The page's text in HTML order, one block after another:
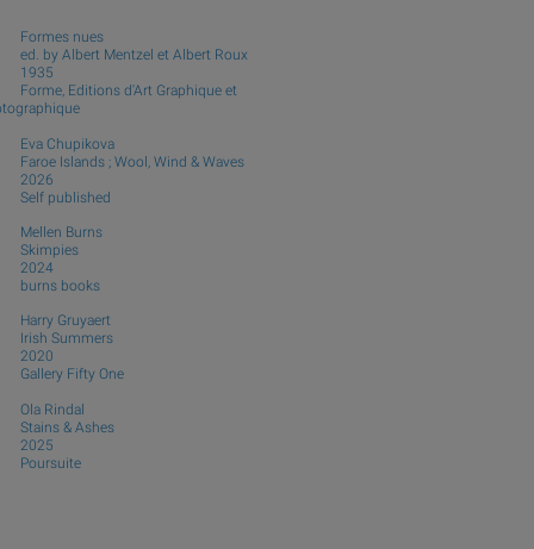
Formes nues
ed. by Albert Mentzel et Albert Roux
1935
Forme, Editions d'Art Graphique et
Eva Chupikova
Faroe Islands ; Wool, Wind & Waves
2026
Self published
Mellen Burns
Skimpies
2024
burns books
Harry Gruyaert
Irish Summers
2020
Gallery Fifty One
Ola Rindal
Stains & Ashes
2025
Poursuite